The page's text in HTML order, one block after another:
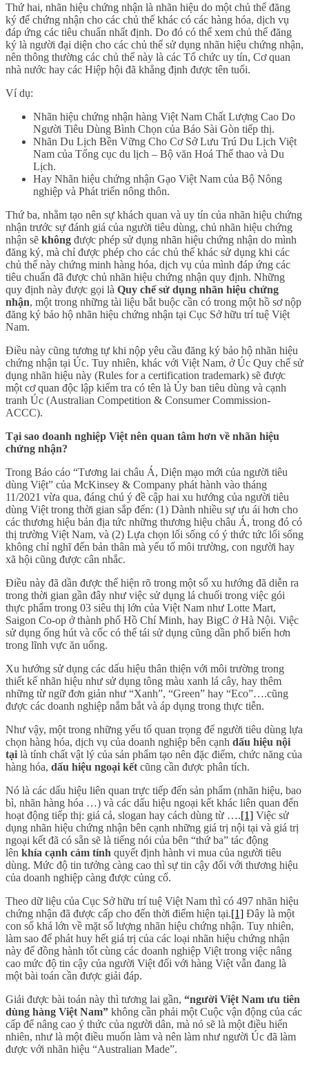
Thứ hai, nhãn hiệu chứng nhận là nhãn hiệu do một chủ thể đăng
ký để chứng nhận cho các chủ thể khác có các hàng hóa, dịch vụ
đáp ứng các tiêu chuẩn nhất định. Do đó có thể xem chủ thể đăng
ký là người đại diện cho các chủ thể sử dụng nhãn hiệu chứng nhận,
nên thông thường các chủ thể này là các Tổ chức uy tín, Cơ quan
nhà nước hay các Hiệp hội đã khẳng định được tên tuổi.
Ví dụ:
Nhãn hiệu chứng nhận hàng Việt Nam Chất Lượng Cao Do
Người Tiêu Dùng Bình Chọn của Báo Sài Gòn tiếp thị.
Nhãn Du Lịch Bền Vững Cho Cơ Sở Lưu Trú Du Lịch Việt
Nam của Tổng cục du lịch – Bộ văn Hoá Thể thao và Du
Lịch.
Hay Nhãn hiệu chứng nhận Gạo Việt Nam của Bộ Nông
nghiệp và Phát triển nông thôn.
Thứ ba, nhằm tạo nên sự khách quan và uy tín của nhãn hiệu chứng
nhận trước sự đánh giá của người tiêu dùng, chủ nhãn hiệu chứng
nhận sẽ không được phép sử dụng nhãn hiệu chứng nhận do mình
đăng ký, mà chỉ được phép cho các chủ thể khác sử dụng khi các
chủ thể này chứng minh hàng hóa, dịch vụ của mình đáp ứng các
tiêu chuẩn đã được chủ nhãn hiệu chứng nhận quy định. Những
quy định này được gọi là Quy chế sử dụng nhãn hiệu chứng
nhận, một trong những tài liệu bắt buộc cần có trong một hồ sơ nộp
đăng ký bảo hộ nhãn hiệu chứng nhận tại Cục Sở hữu trí tuệ Việt
Nam.
Điều này cũng tương tự khi nộp yêu cầu đăng ký bảo hộ nhãn hiệu
chứng nhận tại Úc. Tuy nhiên, khác với Việt Nam, ở Úc Quy chế sử
dụng nhãn hiệu này (Rules for a certification trademark) sẽ được
một cơ quan độc lập kiểm tra có tên là Ủy ban tiêu dùng và cạnh
tranh Úc (Australian Competition & Consumer Commission-
ACCC).
Tại sao doanh nghiệp Việt nên quan tâm hơn về nhãn hiệu
chứng nhận?
Trong Báo cáo “Tương lai châu Á, Diện mạo mới của người tiêu
dùng Việt” của McKinsey & Company phát hành vào tháng
11/2021 vừa qua, đáng chú ý đề cập hai xu hướng của người tiêu
dùng Việt trong thời gian sắp đến: (1) Dành nhiều sự ưu ái hơn cho
các thương hiệu bản địa tức những thương hiệu châu Á, trong đó có
thị trường Việt Nam, và (2) Lựa chọn lối sống có ý thức tức lối sống
không chỉ nghĩ đến bản thân mà yếu tố môi trường, con người hay
xã hội cũng được cân nhắc.
Điều này đã dần được thể hiện rõ trong một số xu hướng đã diễn ra
trong thời gian gần đây như việc sử dụng lá chuối trong việc gói
thực phẩm trong 03 siêu thị lớn của Việt Nam như Lotte Mart,
Saigon Co-op ở thành phố Hồ Chí Minh, hay BigC ở Hà Nội. Việc
sử dụng ống hút và cốc có thể tái sử dụng cũng dần phổ biến hơn
trong lĩnh vực ăn uống.
Xu hướng sử dụng các dấu hiệu thân thiện với môi trường trong
thiết kế nhãn hiệu như sử dụng tông màu xanh lá cây, hay thêm
những từ ngữ đơn giản như “Xanh”, “Green” hay “Eco”….cũng
được các doanh nghiệp nắm bắt và áp dụng trong thực tiễn.
Như vậy, một trong những yếu tố quan trọng để người tiêu dùng lựa
chọn hàng hóa, dịch vụ của doanh nghiệp bên cạnh dấu hiệu nội
tại là tính chất vật lý của sản phẩm tạo nên đặc điểm, chức năng của
hàng hóa, dấu hiệu ngoại kết cũng cần được phân tích.
Nó là các dấu hiệu liên quan trực tiếp đến sản phẩm (nhãn hiệu, bao
bì, nhãn hàng hóa …) và các dấu hiệu ngoại kết khác liên quan đến
hoạt động tiếp thị: giá cả, slogan hay cách dùng từ ….[1] Việc sử
dụng nhãn hiệu chứng nhận bên cạnh những giá trị nội tại và giá trị
ngoại kết đã có sẵn sẽ là tiếng nói của bên “thứ ba” tác động
lên khía cạnh cảm tính quyết định hành vi mua của người tiêu
dùng. Mức độ tin tưởng càng cao thì sự tin cậy đối với thương hiệu
của doanh nghiệp càng được củng cố.
Theo dữ liệu của Cục Sở hữu trí tuệ Việt Nam thì có 497 nhãn hiệu
chứng nhận đã được cấp cho đến thời điểm hiện tại.[1] Đây là một
con số khá lớn về mặt số lượng nhãn hiệu chứng nhận. Tuy nhiên,
làm sao để phát huy hết giá trị của các loại nhãn hiệu chứng nhận
này để đồng hành tốt cùng các doanh nghiệp Việt trong việc nâng
cao mức độ tin cậy của người Việt đối với hàng Việt vẫn đang là
một bài toán cần được giải đáp.
Giải được bài toán này thì tương lai gần, “người Việt Nam ưu tiên
dùng hàng Việt Nam” không cần phải một Cuộc vận động của các
cấp để nâng cao ý thức của người dân, mà nó sẽ là một điều hiển
nhiên, như là một điều muốn làm và nên làm như người Úc đã làm
được với nhãn hiệu “Australian Made”.